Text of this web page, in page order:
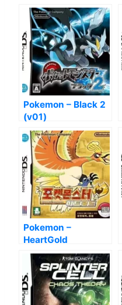
Pokemon – Black 2
(v01)
Pokemon –
HeartGold